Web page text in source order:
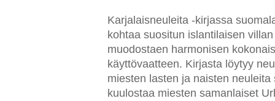
Karjalaisneuleita -kirjassa
kohtaa suositun islantilaisen
muodostaen harmonisen
käyttövaatteen. Kirjasta löytyy
miesten lasten ja naisten
kuulostaa miesten samanlaiset